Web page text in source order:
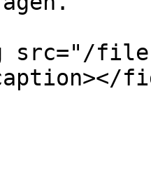
files/